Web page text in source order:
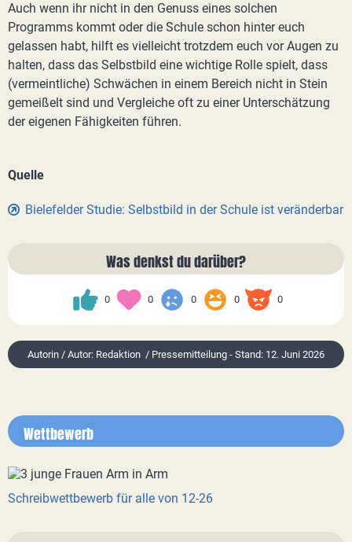
Auch wenn ihr nicht in den Genuss eines solchen
Programms kommt oder die Schule schon hinter euch
gelassen habt, hilft es vielleicht trotzdem euch vor Augen zu
halten, dass das Selbstbild eine wichtige Rolle spielt, dass
(vermeintliche) Schwächen in einem Bereich nicht in Stein
gemeißelt sind und Vergleiche oft zu einer Unterschätzung
der eigenen Fähigkeiten führen.
Quelle
Bielefelder Studie: Selbstbild in der Schule ist veränderbar
Was denkst du darüber?
0 0 0 0 0
Autorin / Autor: Redaktion / Pressemitteilung - Stand: 12. Juni 2026
Wettbewerb
Schreibwettbewerb für alle von 12-26